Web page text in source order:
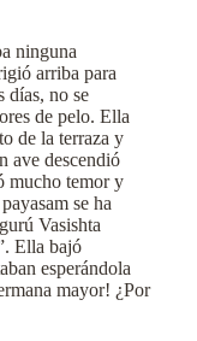
ninguna
arriba para
días, no se
de pelo. Ella
de la terraza y
ave descendió
mucho temor y
se ha
Vasishta
Ella bajó
esperándola
mayor! ¿Por